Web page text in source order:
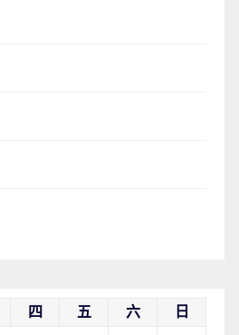
四 五 六 日